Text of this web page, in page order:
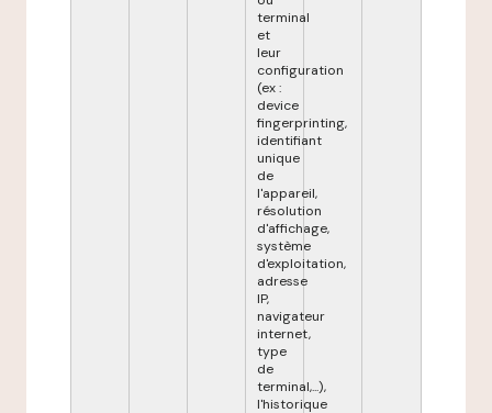
terminal
et
leur
configuration
(ex :
device
fingerprinting,
identifiant
unique
de
l'appareil,
résolution
d'affichage,
système
d'exploitation,
adresse
IP,
navigateur
internet,
type
de
terminal,...),
l'historique